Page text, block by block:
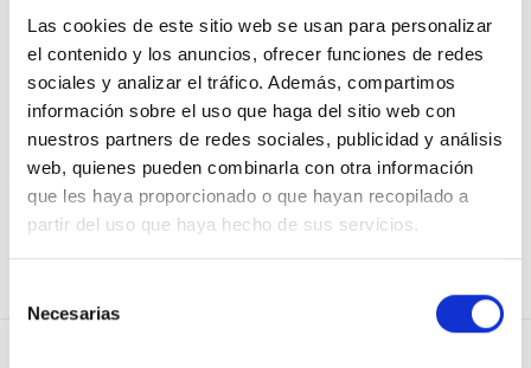
Las cookies de este sitio web se usan para personalizar
el contenido y los anuncios, ofrecer funciones de redes
sociales y analizar el tráfico. Además, compartimos
información sobre el uso que haga del sitio web con
nuestros partners de redes sociales, publicidad y análisis
web, quienes pueden combinarla con otra información
que les haya proporcionado o que hayan recopilado a
partir del uso que haya hecho de sus servicios.
Necesarias
He olvidado mi contraseña
¿No eres usuario de Osoigo?¡Únete!